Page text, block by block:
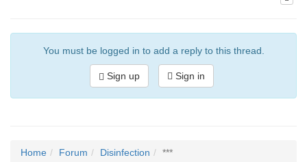
You must be logged in to add a reply to this thread.
Sign up Sign in
Home Forum Disinfection ***